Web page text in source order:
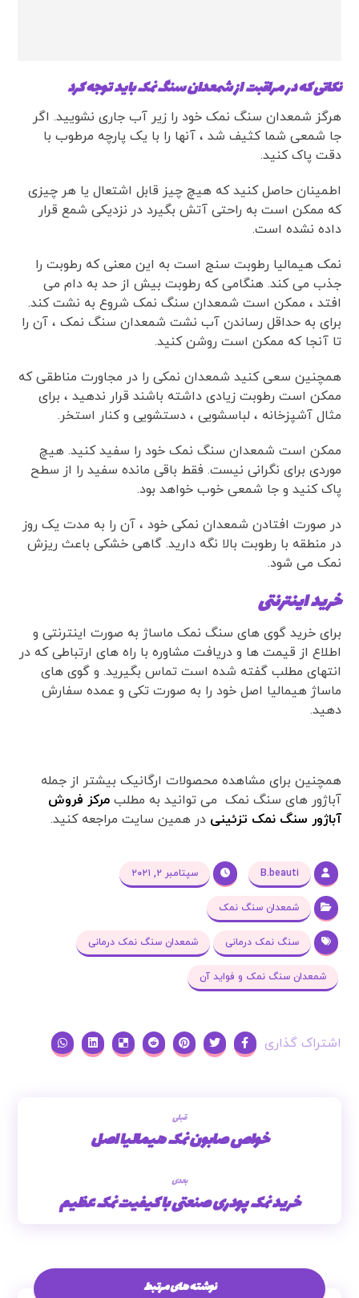
نکاتی که در مراقبت از شمعدان سنگ نمک باید توجه کرد
هرگز شمعدان سنگ نمک خود را زیر آب جاری نشویید. اگر
جا شمعی شما کثیف شد ، آنها را با یک پارچه مرطوب با
دقت پاک کنید.
اطمینان حاصل کنید که هیچ چیز قابل اشتعال یا هر چیزی
که ممکن است به راحتی آتش بگیرد در نزدیکی شمع قرار
داده نشده است.
نمک هیمالیا رطوبت سنج است به این معنی که رطوبت را
جذب می کند. هنگامی که رطوبت بیش از حد به دام می
افتد ، ممکن است شمعدان سنگ نمک شروع به نشت کند.
برای به حداقل رساندن آب نشت شمعدان سنگ نمک ، آن را
تا آنجا که ممکن است روشن کنید.
همچنین سعی کنید شمعدان نمکی را در مجاورت مناطقی که
ممکن است رطوبت زیادی داشته باشند قرار ندهید ، برای
مثال آشپزخانه ، لباسشویی ، دستشویی و کنار استخر.
ممکن است شمعدان سنگ نمک خود را سفید کنید. هیچ
موردی برای نگرانی نیست. فقط باقی مانده سفید را از سطح
پاک کنید و جا شمعی خوب خواهد بود.
در صورت افتادن شمعدان نمکی خود ، آن را به مدت یک روز
در منطقه با رطوبت بالا نگه دارید. گاهی خشکی باعث ریزش
نمک می شود.
خرید اینترنتی
برای خرید گوی های سنگ نمک ماساژ به صورت اینترنتی و
اطلاع از قیمت ها و دریافت مشاوره با راه های ارتباطی که در
انتهای مطلب گفته شده است تماس بگیرید. و گوی های
ماساژ هیمالیا اصل خود را به صورت تکی و عمده سفارش
دهید.
همچنین برای مشاهده محصولات ارگانیک بیشتر از جمله
آباژور های سنگ نمک می توانید به مطلبمرکز فروش
آباژور سنگ نمک تزئینی در همین سایت مراجعه کنید.
B.beauti سپتامبر ۲, ۲۰۲۱
شمعدان سنگ نمک
سنگ نمک درمانی شمعدان سنگ نمک درمانی
شمعدان سنگ نمک و فواید آن
قبلی
خواص صابون نمک هیمالیا اصل
بعدی
خرید نمک پودری صنعتی با کیفیت نمک عظیم
نوشته های مرتبط